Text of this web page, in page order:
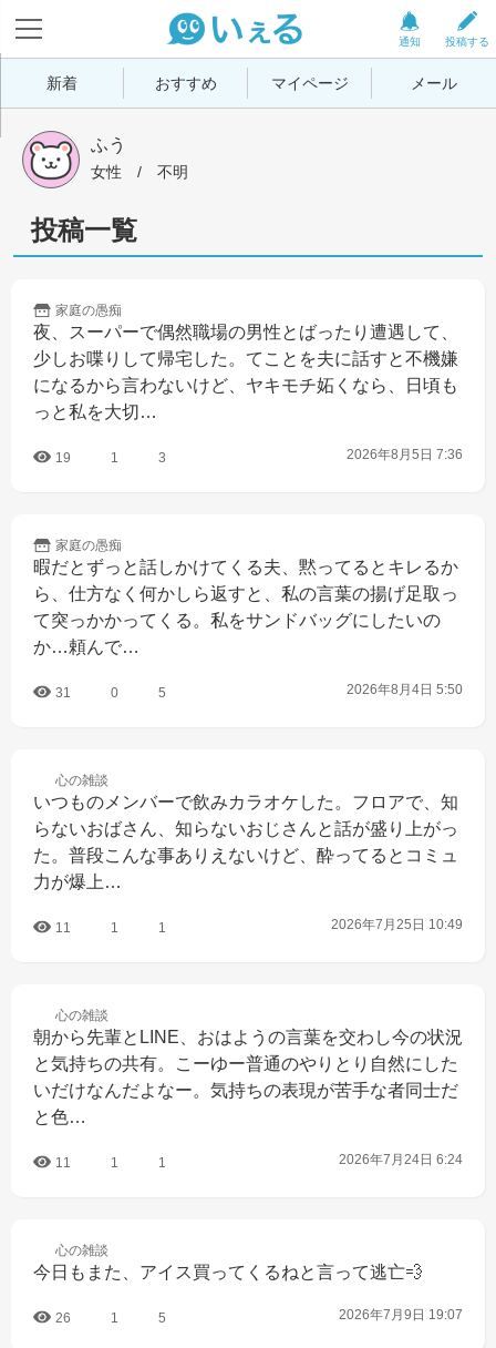
投稿する
通知
新着 おすすめ マイページ メール
ふう
女性 / 不明
投稿一覧
家庭の愚痴
夜、スーパーで偶然職場の男性とばったり遭遇して、
少しお喋りして帰宅した。てことを夫に話すと不機嫌
になるから言わないけど、ヤキモチ妬くなら、日頃も
っと私を大切…
19 1 3 2026年8月5日 7:36
家庭の愚痴
暇だとずっと話しかけてくる夫、黙ってるとキレるか
ら、仕方なく何かしら返すと、私の言葉の揚げ足取っ
て突っかかってくる。私をサンドバッグにしたいの
か…頼んで…
31 0 5 2026年8月4日 5:50
心の雑談
いつものメンバーで飲みカラオケした。フロアで、知
らないおばさん、知らないおじさんと話が盛り上がっ
た。普段こんな事ありえないけど、酔ってるとコミュ
力が爆上…
11 1 1 2026年7月25日 10:49
心の雑談
朝から先輩とLINE、おはようの言葉を交わし今の状況
と気持ちの共有。こーゆー普通のやりとり自然にした
いだけなんだよなー。気持ちの表現が苦手な者同士だ
と色…
11 1 1 2026年7月24日 6:24
心の雑談
今日もまた、アイス買ってくるねと言って逃亡💨
26 1 5 2026年7月9日 19:07